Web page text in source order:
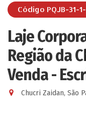
Código PQJB-31-
Laje
Região da
Venda -
Chucri Zaidan, São